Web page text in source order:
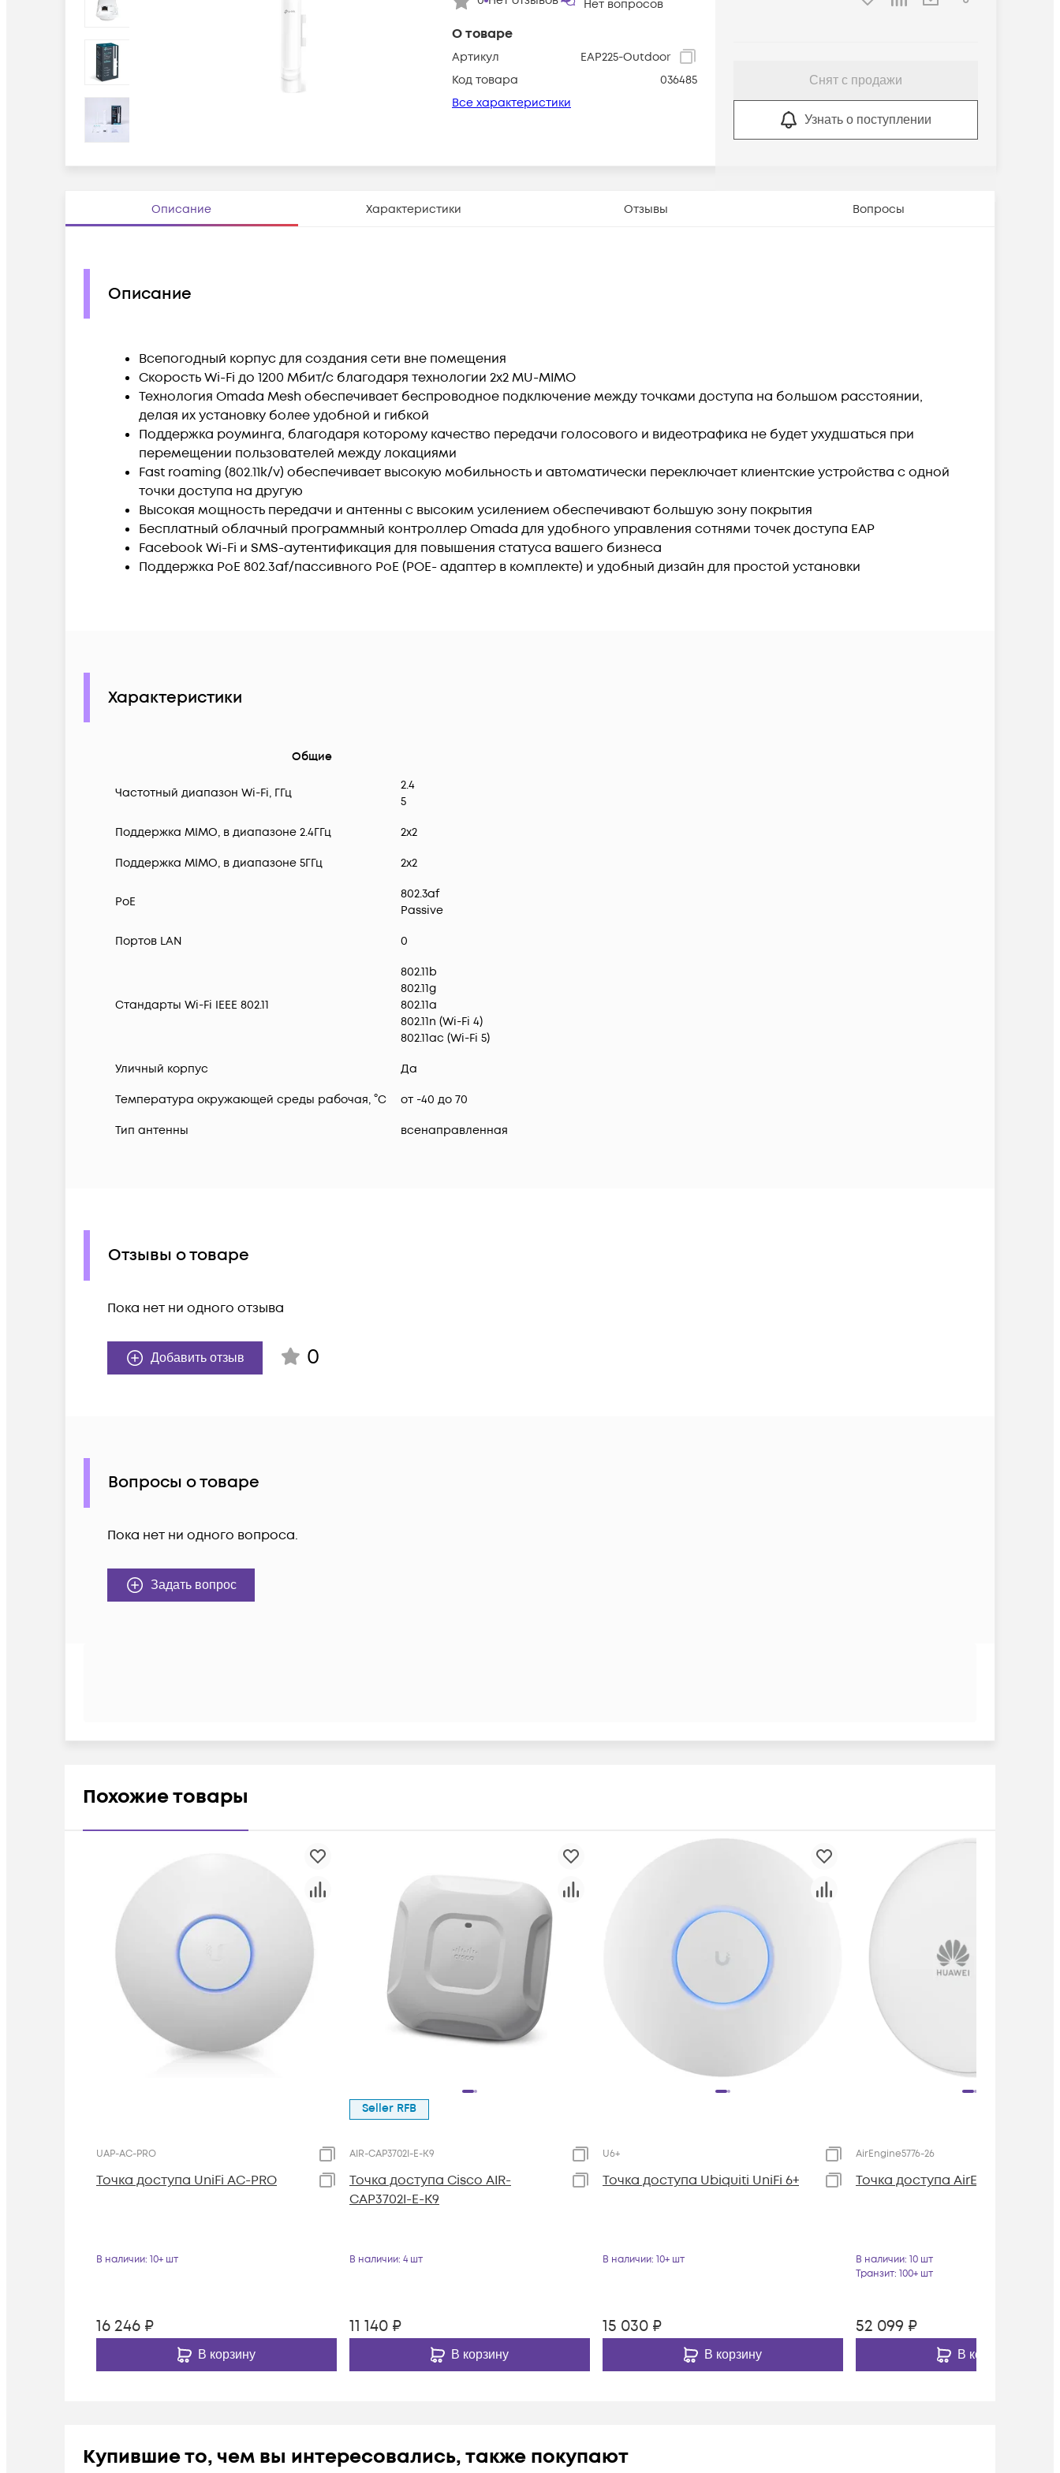
О товаре
Артикул
EAP225-Outdoor
Код товара
036485
Все характеристики
Нет вопросов
Снят с продажи
Узнать о поступлении
Описание Характеристики Отзывы Вопросы
Описание
Всепогодный корпус для создания сети вне помещения
Скорость Wi-Fi до 1200 Мбит/с благодаря технологии 2x2 MU-MIMO
Технология Omada Mesh обеспечивает беспроводное подключение между точками доступа на большом расстоянии,
делая их установку более удобной и гибкой
Поддержка роуминга, благодаря которому качество передачи голосового и видеотрафика не будет ухудшаться при
перемещении пользователей между локациями
Fast roaming (802.11k/v) обеспечивает высокую мобильность и автоматически переключает клиентские устройства с одной
точки доступа на другую
Высокая мощность передачи и антенны с высоким усилением обеспечивают большую зону покрытия
Бесплатный облачный программный контроллер Omada для удобного управления сотнями точек доступа EAP
Facebook Wi-Fi и SMS-аутентификация для повышения статуса вашего бизнеса
Поддержка PoЕ 802.3af/пассивного PoE (POE- адаптер в комплекте) и удобный дизайн для простой установки
Характеристики
Общие
Частотный диапазон Wi-Fi, ГГц
2.4
5
Поддержка MIMO, в диапазоне 2.4ГГц 2x2
Поддержка MIMO, в диапазоне 5ГГц 2x2
PoE
802.3af
Passive
Портов LAN 0
Стандарты Wi-Fi IEEE 802.11
802.11b
802.11g
802.11a
802.11n (Wi-Fi 4)
802.11ac (Wi-Fi 5)
Уличный корпус Да
Температура окружающей среды рабочая, °C от -40 до 70
Тип антенны всенаправленная
Отзывы о товаре
Пока нет ни одного отзыва
Добавить отзыв 0
Вопросы о товаре
Пока нет ни одного вопроса.
Задать вопрос
Похожие товары
UAP-AC-PRO
Toчка доступа UniFi AC-PRO
В наличии: 10+ шт
16 246 ₽
В корзину
Seller RFB
AIR-CAP3702I-E-K9
Точка доступа Cisco AIR-
CAP3702I-E-K9
В наличии: 4 шт
11 140 ₽
В корзину
U6+
Toчка доступа Ubiquiti UniFi 6+
В наличии: 10+ шт
15 030 ₽
В корзину
AirEngine5776-26
Точка доступа AirEngine5776-26
В наличии: 10 шт
Транзит: 100+ шт
52 099 ₽
В корзину
Купившие то, чем вы интересовались, также покупают